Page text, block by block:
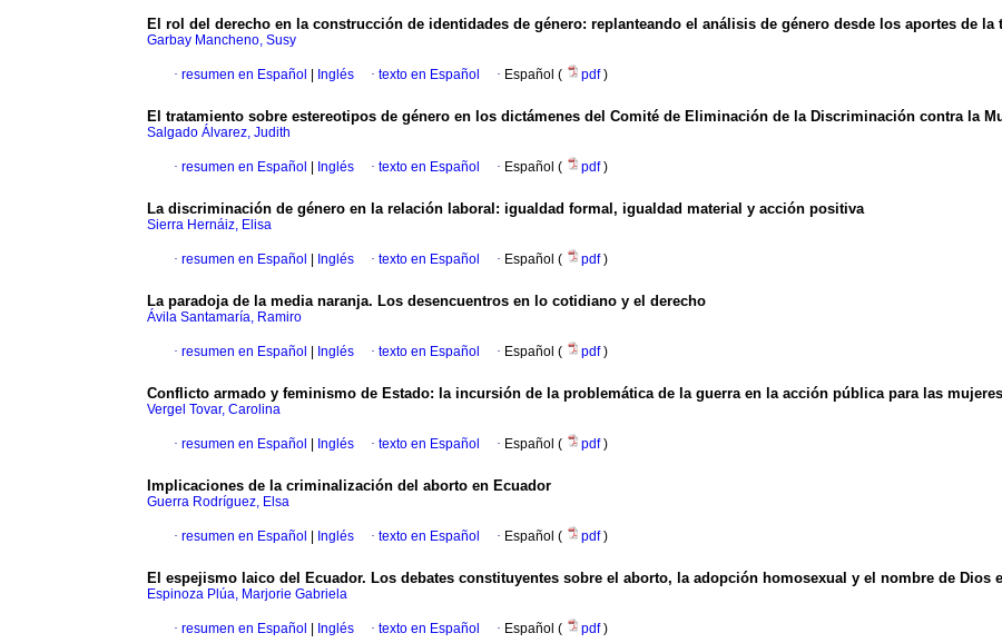
El rol del derecho en la construcción de identidades de género: replanteando el análisis de género desde los aportes de la
Garbay Mancheno, Susy
· resumen en Español Inglés · texto en Español · Español ( pdf)
El tratamiento sobre estereotipos de género en los dictámenes del Comité de Eliminación de la Discriminación contra la
Salgado Álvarez, Judith
· resumen en Español Inglés · texto en Español · Español ( pdf)
La discriminación de género en la relación laboral: igualdad formal, igualdad material y acción positiva
Sierra Hernáiz, Elisa
· resumen en Español Inglés · texto en Español · Español ( pdf)
La paradoja de la media naranja. Los desencuentros en lo cotidiano y el derecho
Ávila Santamaría, Ramiro
· resumen en Español Inglés · texto en Español · Español ( pdf)
Conflicto armado y feminismo de Estado: la incursión de la problemática de la guerra en la acción pública para las
Vergel Tovar, Carolina
· resumen en Español Inglés · texto en Español · Español ( pdf)
Implicaciones de la criminalización del aborto en Ecuador
Guerra Rodríguez, Elsa
· resumen en Español Inglés · texto en Español · Español ( pdf)
El espejismo laico del Ecuador. Los debates constituyentes sobre el aborto, la adopción homosexual y el nombre de Dios
Espinoza Plúa, Marjorie Gabriela
· resumen en Español Inglés · texto en Español · Español ( pdf)